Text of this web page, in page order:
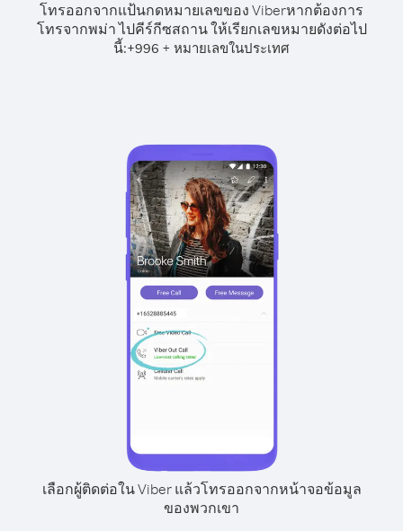
โทรออกจากแป้นกดหมายเลขของ Viberหากต้องการ
โทรจากพม่า ไปคีร์กีซสถาน ให้เรียกเลขหมายดังต่อไป
นี้:+996 + หมายเลขในประเทศ
เลือกผู้ติดต่อใน Viber แล้วโทรออกจากหน้าจอข้อมูล
ของพวกเขา